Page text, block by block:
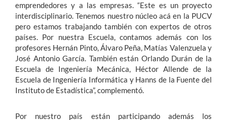
emprendedores y a las empresas. “Este es un proyecto
interdisciplinario. Tenemos nuestro núcleo acá en la PUCV
pero estamos trabajando también con expertos de otros
países. Por nuestra Escuela, contamos además con los
profesores Hernán Pinto, Álvaro Peña, Matías Valenzuela y
José Antonio García. También están Orlando Durán de la
Escuela de Ingeniería Mecánica, Héctor Allende de la
Escuela de Ingeniería Informática y Hanns de la Fuente del
Instituto de Estadística”, complementó.
Por nuestro país están participando además los